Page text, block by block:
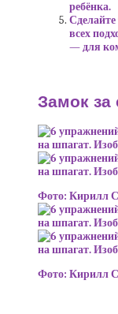
ребёнка.
всех
— для
Замок за
Фото: Кирилл
Фото: Кирилл